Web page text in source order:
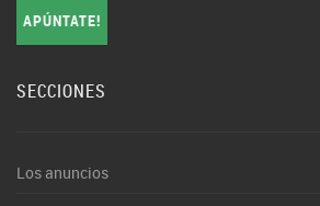
APÚNTATE!
SECCIONES
Los anuncios